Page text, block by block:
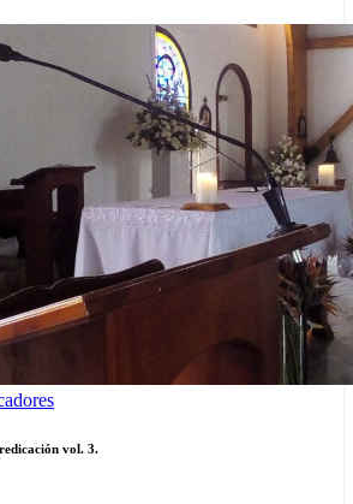
vol. 3.